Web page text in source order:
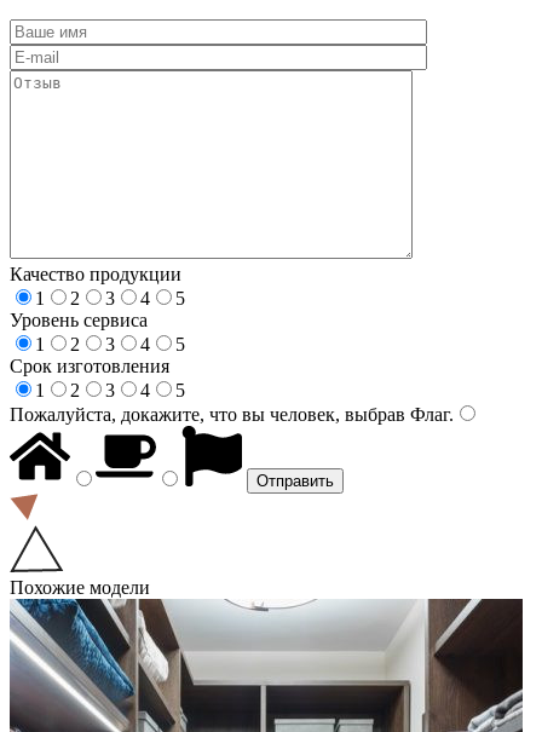
Качество продукции
1
2 3 4
5
Уровень сервиса
1
2 3 4
5
Срок изготовления
1
2 3 4
5
Пожалуйста, докажите, что вы человек, выбрав Флаг.
Похожие модели